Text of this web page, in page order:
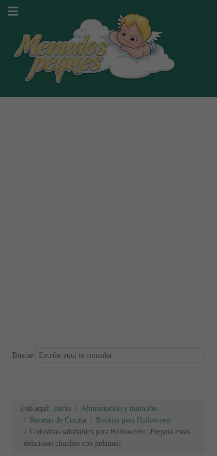
Buscar
Está aquí: Inicio
Alimentación y nutrición
Recetas de Cocina
Recetas para Halloween
Golosinas saludables para Halloween: ¡Prepara estas
deliciosas chuches con gelatina!